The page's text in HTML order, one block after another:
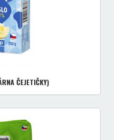
ČEJETIČKY)